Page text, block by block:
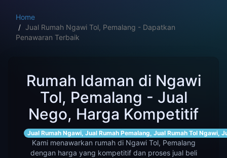
Home
Jual Rumah Ngawi Tol, Pemalang - Dapatkan
Penawaran Terbaik
Rumah Idaman di Ngawi
Tol, Pemalang - Jual
Nego, Harga Kompetitif
Jual Rumah Ngawi, Jual Rumah Pemalang, Jual Rumah Tol Ngawi,
Kami menawarkan rumah di Ngawi Tol, Pemalang
dengan harga yang kompetitif dan proses jual beli